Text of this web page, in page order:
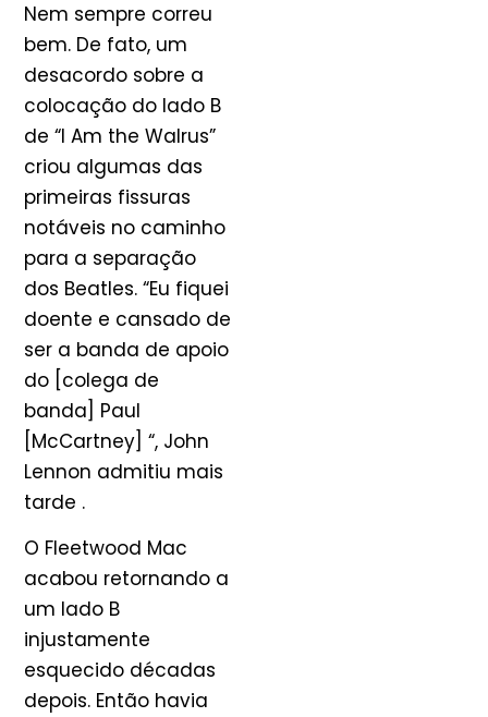
Nem sempre correu
bem. De fato, um
desacordo sobre a
colocação do lado B
de “I Am the Walrus”
criou algumas das
primeiras fissuras
notáveis ​​no caminho
para a separação
dos Beatles. “Eu fiquei
doente e cansado de
ser a banda de apoio
do [colega de
banda] Paul
[McCartney] “, John
Lennon admitiu mais
tarde .
O Fleetwood Mac
acabou retornando a
um lado B
injustamente
esquecido décadas
depois. Então havia